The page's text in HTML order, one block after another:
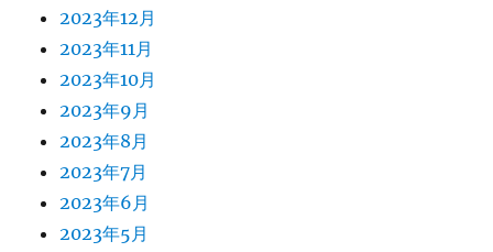
2023年12月
2023年11月
2023年10月
2023年9月
2023年8月
2023年7月
2023年6月
2023年5月